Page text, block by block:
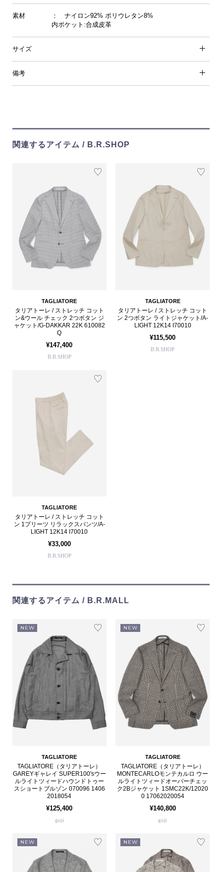
素材
： ナイロン92% ポリウレタン8%
内ポケット:合成皮革
サイズ
備考
関連するアイテム / B.R.SHOP
TAGLIATORE
タリアトーレ / ストレッチ コット
ン&ウール チェック 2つボタン ジ
ャケット/G-DAKKAR 22K 610082
Q
¥147,400
B.R.SHOP
TAGLIATORE
タリアトーレ / ストレッチ コット
ン 2つボタン ライトジャケット/A-
LIGHT 12K14 I70010
¥115,500
B.R.SHOP
TAGLIATORE
タリアトーレ / ストレッチ コット
ン 1プリーツ リラックスパンツ/A-
LIGHT 12K14 I70010
¥33,000
B.R.SHOP
関連するアイテム / B.R.MALL
NEW
TAGLIATORE
TAGLIATORE（タリアトーレ）
GAREYギャレイ SUPER100'sウー
ルライトツィードハウンドトゥー
スショートブルゾン 070096 1406
2018054
¥125,400
guji
NEW
TAGLIATORE
TAGLIATORE（タリアトーレ）
MONTECARLOモンテカルロ ウー
ルライトツィードオーバーチェッ
ク2Bジャケット 1SMC22K/12020
0 17062020054
¥140,800
guji
NEW NEW